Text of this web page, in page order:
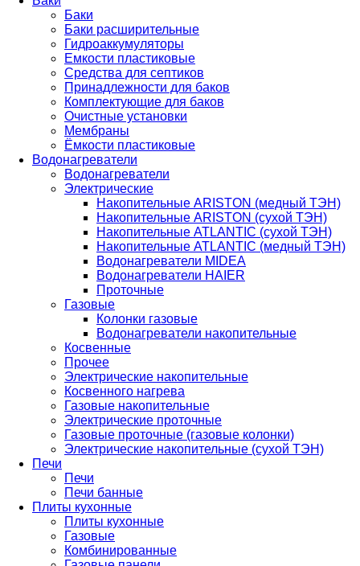
Баки
Баки расширительные
Гидроаккумуляторы
Емкости пластиковые
Средства для септиков
Принадлежности для баков
Комплектующие для баков
Очистные установки
Мембраны
Ёмкости пластиковые
Водонагреватели
Водонагреватели
Электрические
Накопительные ARISTON (медный ТЭН)
Накопительные ARISTON (сухой ТЭН)
Накопительные ATLANTIC (сухой ТЭН)
Накопительные ATLANTIC (медный ТЭН)
Водонагреватели MIDEA
Водонагреватели HAIER
Проточные
Газовые
Колонки газовые
Водонагреватели накопительные
Косвенные
Прочее
Электрические накопительные
Косвенного нагрева
Газовые накопительные
Электрические проточные
Газовые проточные (газовые колонки)
Электрические накопительные (сухой ТЭН)
Печи
Печи
Печи банные
Плиты кухонные
Плиты кухонные
Газовые
Комбинированные